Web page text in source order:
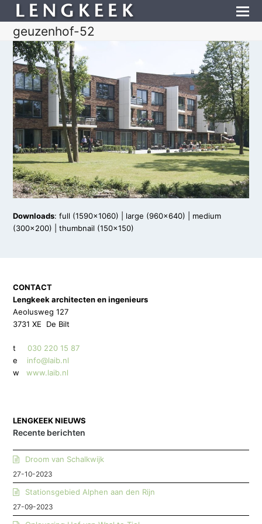
geuzenhof-52
Downloads:full (1590x1060) large (960x640)
medium
(300x200) |thumbnail (150x150)
CONTACT
Lengkeek architecten en ingenieurs
Aeolusweg 127
3731 XE De Bilt
t030 220 15 87
e info@laib.nl
w
www.laib.nl
LENGKEEK NIEUWS
Recente berichten
Droom van Schalkwijk
27-10-2023
Stationsgebied Alphen aan den Rijn
27-09-2023